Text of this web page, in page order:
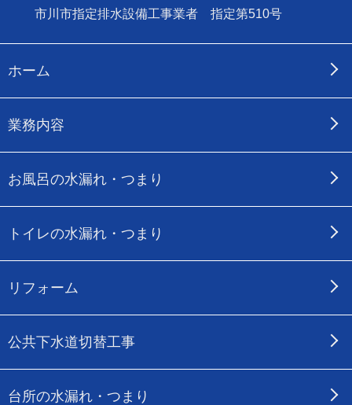
市川市指定排水設備工事業者 指定第510号
ホーム
業務内容
お風呂の水漏れ・つまり
トイレの水漏れ・つまり
リフォーム
公共下水道切替工事
台所の水漏れ・つまり